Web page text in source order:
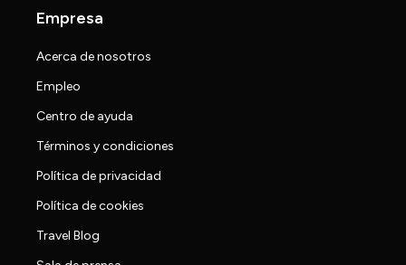
Empresa
Acerca de nosotros
Empleo
Centro de ayuda
Términos y condiciones
Política de privacidad
Política de cookies
Travel Blog